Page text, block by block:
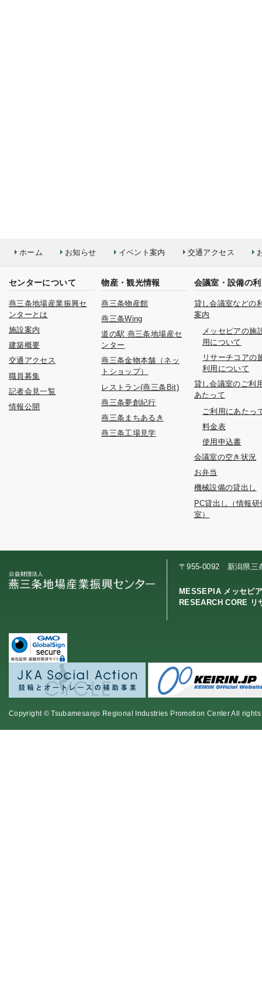
ホーム お知らせ イベント案内 交通アクセス
センターについて
燕三条地場産業振興セ
ンターとは
施設案内
建築概要
交通アクセス
職員募集
記者会見一覧
情報公開
物産・観光情報
燕三条物産館
燕三条Wing
道の駅 燕三条地場産セ
ンター
燕三条金物本舗（ネッ
トショップ）
レストラン(燕三条Bit)
燕三条夢創紀行
燕三条まちあるき
燕三条工場見学
会議室・設備の
貸し会議室などの
案内
メッセピアの施
用について
リサーチコアの
利用について
貸し会議室のご利
あたって
ご利用にあたっ
料金表
使用申込書
会議室の空き状況
お弁当
機械設備の貸出し
PC貸出し（情報研
室）
〒955-0092 新潟県三
MESSEPIA メッセピ
RESEARCH CORE リ
Copyright © Tsubamesanjo Regional Industries Promotion Center All